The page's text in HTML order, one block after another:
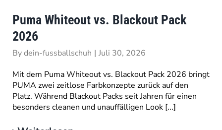
Puma Whiteout vs. Blackout Pack
2026
Bydein-fussballschuh | Juli 30, 2026
Mit dem Puma Whiteout vs. Blackout Pack 2026 bringt
PUMA zwei zeitlose Farbkonzepte zurück auf den
Platz. Während Blackout Packs seit Jahren für einen
besonders cleanen und unauffälligen Look [...]